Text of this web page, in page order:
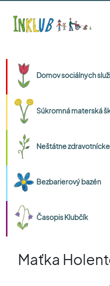
Domov sociálnych
Súkromná materská
Neštátne
Bezbarierový bazén
Časopis Klubčík
Maťka